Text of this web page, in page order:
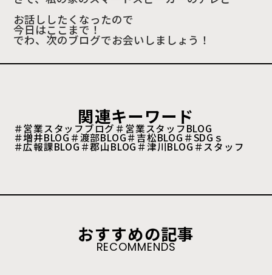
お話ししたくなったので
今日はここまで！
でわ、次のブログでお会いしましょう！
関連キーワード
＃営業スタッフブログ＃営業スタッフBLOG
＃増井BLOG＃渡部BLOG＃吉松BLOG＃SDGｓ
＃広報課BLOG＃郡山BLOG＃津川BLOG＃スタッフ
おすすめの記事
RECOMMENDS